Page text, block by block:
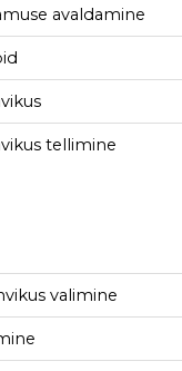
avaldamine
tellimine
valimine